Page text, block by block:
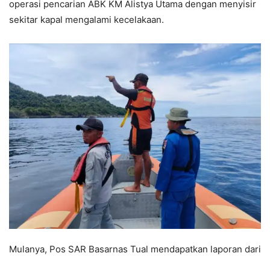
operasi pencarian ABK KM Alistya Utama dengan menyisir
sekitar kapal mengalami kecelakaan.
Mulanya, Pos SAR Basarnas Tual mendapatkan laporan dari